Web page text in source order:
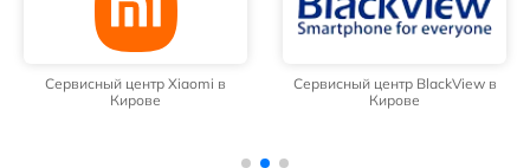
Сервисный центр Xiaomi в
Кирове
Сервисный центр BlackView в
Кирове